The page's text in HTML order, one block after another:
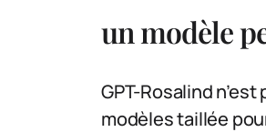
un modèle
GPT-Rosalind
modèles taillée